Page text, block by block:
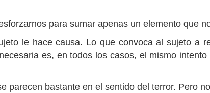
para sumar apenas un elemento que
le hace causa. Lo que convoca al sujeto a
es, en todos los casos, el mismo
parecen bastante en el sentido del terror. Pero